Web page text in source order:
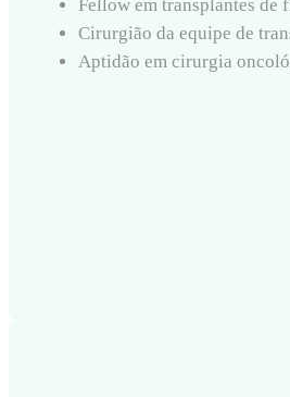
Fellow em transplantes de
Cirurgião da equipe de
Aptidão em cirurgia